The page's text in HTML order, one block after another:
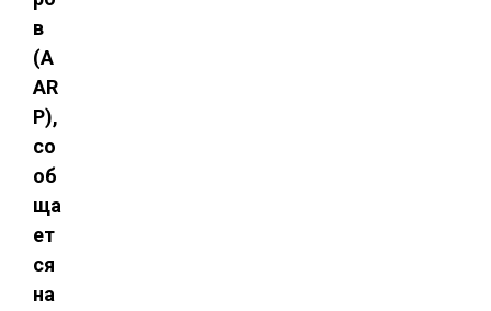
в
(A
AR
P),
со
об
ща
ет
ся
на